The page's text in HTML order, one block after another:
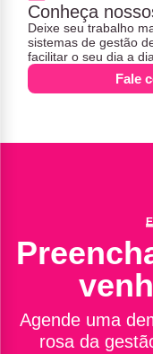
Conheça
Deixe seu trabalho
sistemas de gestão
facilitar o seu dia a dia.
Fale
Agende uma
rosa da